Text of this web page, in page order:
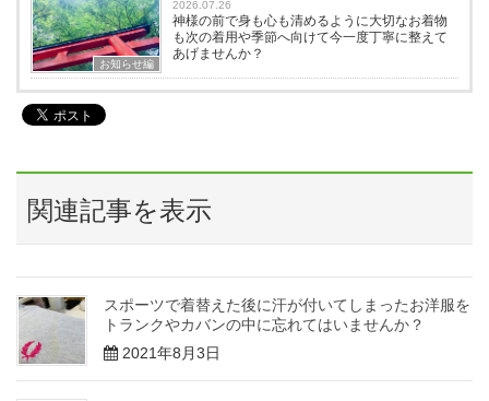
お知らせ編
2026.07.26
神様の前で身も心も清めるように大切なお着物
も次の着用や季節へ向けて今一度丁寧に整えて
あげませんか？
関連記事を表示
スポーツで着替えた後に汗が付いてしまったお洋服を
トランクやカバンの中に忘れてはいませんか？
2021年8月3日